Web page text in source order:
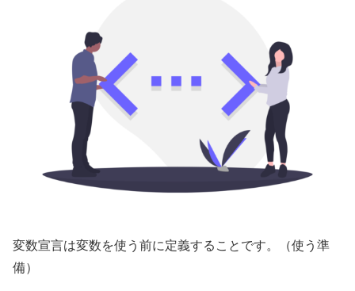
変数宣言は変数を使う前に定義することです。（使う準
備）